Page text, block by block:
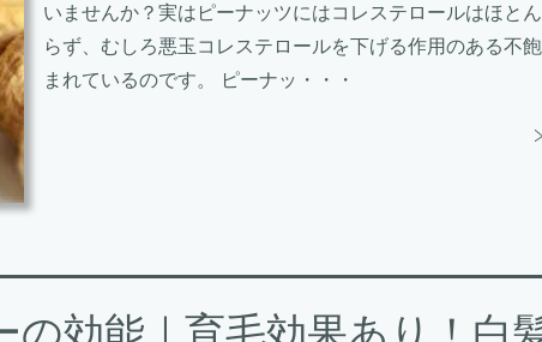
いませんか？実はピーナッツにはコレステロールはほと
らず、むしろ悪玉コレステロールを下げる作用のある不
まれているのです。 ピーナッ・・・
の効能｜育毛効果あり！白